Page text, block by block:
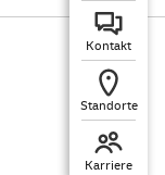
Kontakt
Standorte
Karriere